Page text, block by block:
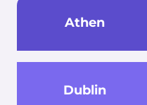
Athen
Dublin